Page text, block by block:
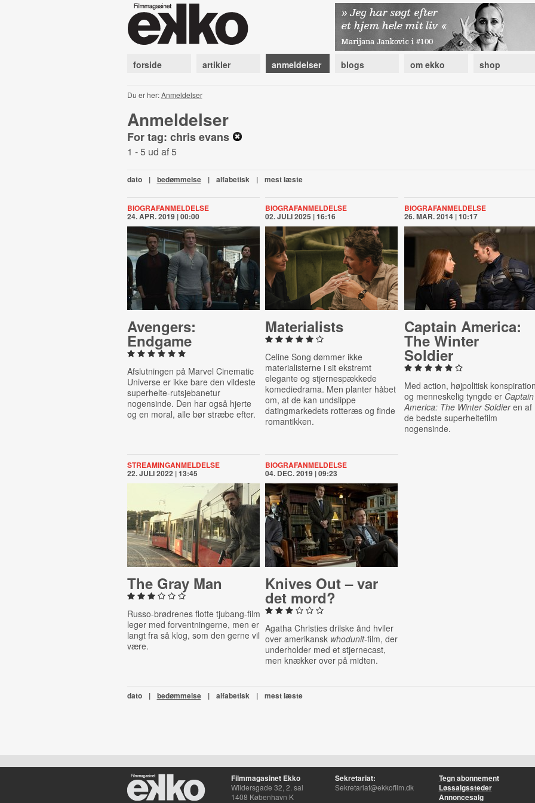
forside artikler anmeldelser blogs om ekko shop
Du er her:Anmeldelser
Anmeldelser
For tag: chris evans
1 - 5 ud af 5
dato | bedømmelse | alfabetisk | mest læste
BIOGRAFANMELDELSE
24. APR. 2019 | 00:00
Avengers:
Endgame
Afslutningen på Marvel Cinematic
Universe er ikke bare den vildeste
superhelte-rutsjebanetur
nogensinde. Den har også hjerte
og en moral, alle bør stræbe efter.
BIOGRAFANMELDELSE
02. JULI 2025 | 16:16
Ma­ter­i­al­ists
Celine Song dømmer ikke
materialisterne i sit ekstremt
elegante og stjernespækkede
komediedrama. Men planter håbet
om, at de kan undslippe
datingmarkedets rotteræs og finde
romantikken.
BIOGRAFANMELDELSE
26. MAR. 2014 | 10:17
Captain America:
The Winter
Soldier
Med action, højpolitisk
og menneskelig tyngde er Captain
America: The Winter Soldieren af
de bedste superheltefilm
nogensinde.
STREAMINGANMELDELSE
22. JULI 2022 | 13:45
The Gray Man
Russo-brødrenes flotte tjubang-film
leger med forventningerne, men er
langt fra så klog, som den gerne vil
være.
BIOGRAFANMELDELSE
04. DEC. 2019 | 09:23
Knives Out – var
det mord?
Agatha Christies drilske ånd hviler
over amerikansk whodunit-film, der
underholder med et stjernecast,
men knækker over på midten.
dato | bedømmelse | alfabetisk | mest læste
Filmmagasinet Ekko
Wildersgade 32, 2. sal
1408 København K
Sekretariat:
Sekretariat@ekkofilm.dk
Tegn abonnement
Løssalgssteder
Annoncesalg